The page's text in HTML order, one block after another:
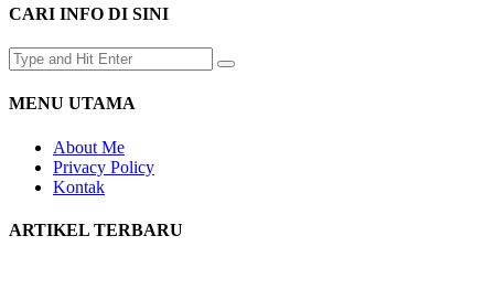
CARI INFO DI SINI
MENU UTAMA
About Me
Privacy Policy
Kontak
ARTIKEL TERBARU